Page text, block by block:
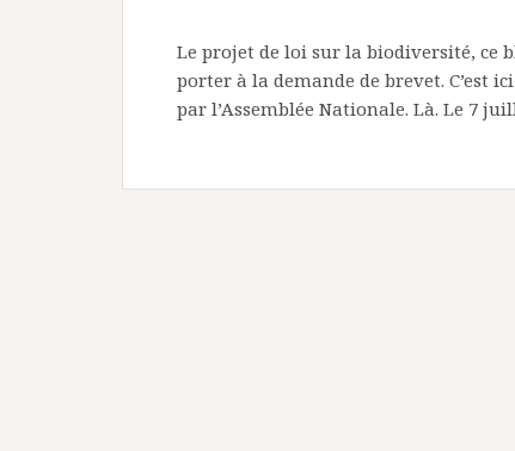
Le projet de loi sur la biodiversité, ce
porter à la demande de brevet. C’est
par l’Assemblée Nationale. Là. Le 7